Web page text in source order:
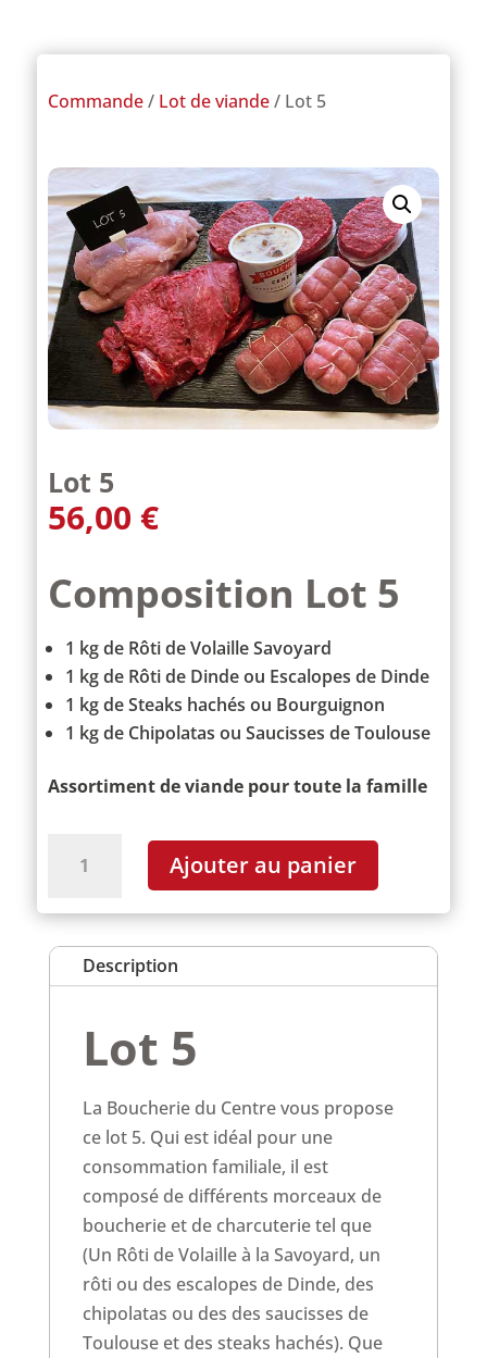
Commande/ Lot de viande/ Lot 5
Lot 5
56,00 €
Composition Lot 5
1 kg de Rôti de Volaille Savoyard
1 kg de Rôti de Dinde ou Escalopes de Dinde
1 kg de Steaks hachés ou Bourguignon
1 kg de Chipolatas ou Saucisses de Toulouse
Assortiment de viande pour toute la famille
Ajouter au panier
Description
Lot 5
La Boucherie du Centre vous propose
ce lot 5. Qui est idéal pour une
consommation familiale, il est
composé de différents morceaux de
boucherie et de charcuterie tel que
(Un Rôti de Volaille à la Savoyard, un
rôti ou des escalopes de Dinde, des
chipolatas ou des des saucisses de
Toulouse et des steaks hachés). Que